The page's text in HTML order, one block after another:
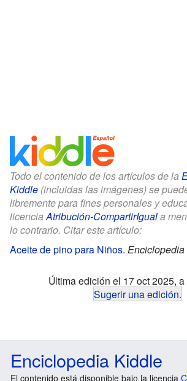
Todo el contenido de los artículos de la
Kiddle (incluidas las imágenes) se
libremente para fines personales y
licenciaAtribución-CompartirIguala
lo contrario. Citar este artículo:
Aceite de pino para Niños.
Última edición el 17 oct 2025,
Sugerir una edición.
Enciclopedia Kiddle
El contenido está disponible bajo la licencia